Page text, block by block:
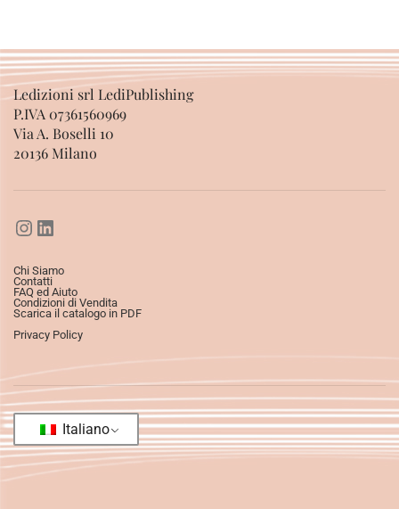
Ledizioni srl LediPublishing
P.IVA 07361560969
Via A. Boselli 10
20136 Milano
Chi Siamo
Contatti
FAQ ed Aiuto
Condizioni di Vendita
Scarica il catalogo in PDF
Privacy Policy
Italiano